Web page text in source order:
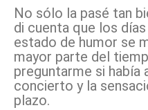
No sólo la pasé tan
di cuenta que los
estado de humor se
mayor parte del
preguntarme si había
concierto y la
plazo.